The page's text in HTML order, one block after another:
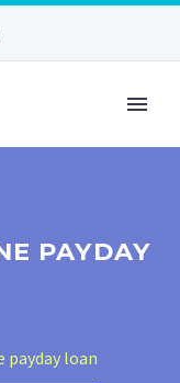
PAYDAY
payday loan